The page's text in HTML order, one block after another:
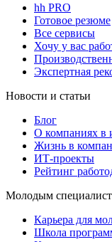
hh PRO
Готовое резюме
Все сервисы
Хочу у вас
Экспертная
Новости и статьи
Блог
О компаниях в
Жизнь в
ИТ-проекты
Рейтинг
Молодым
Карьера для
Школа